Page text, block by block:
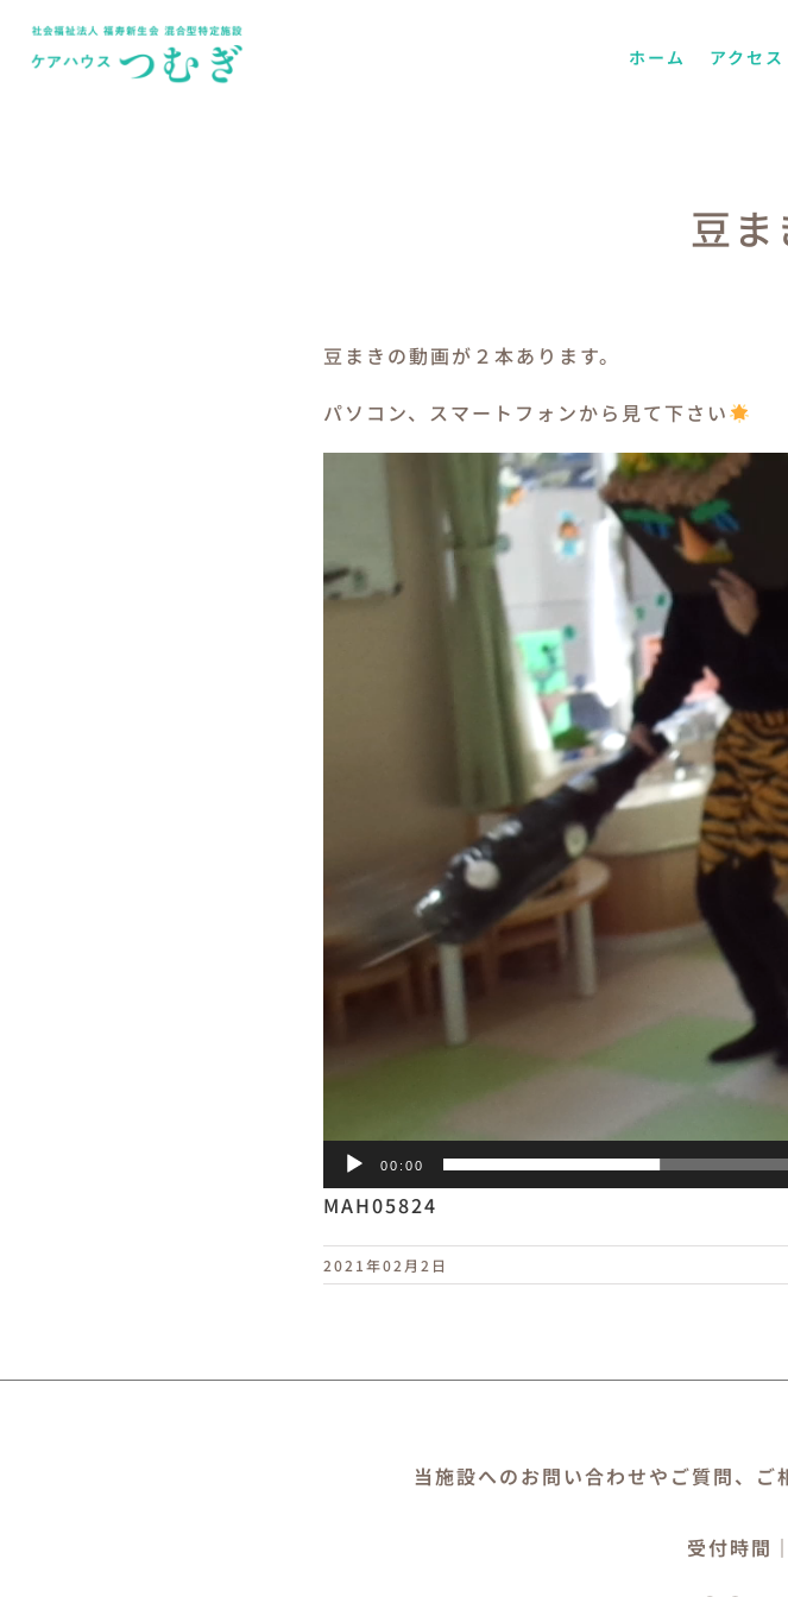
ホーム アクセス
豆ま
豆まきの動画が２本あります。
パソコン、スマートフォンから見て下さい
レ
ー
00:00
MAH05824
2021年02月2日
当施設へのお問い合わせやご質問、ご
受付時間